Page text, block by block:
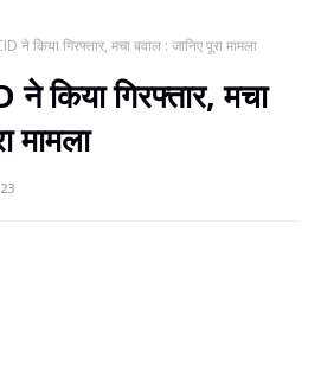
ने किया गिरफ्तार, मचा बवाल : जानिए पूरा मामला
ने किया गिरफ्तार, मचा
मामला